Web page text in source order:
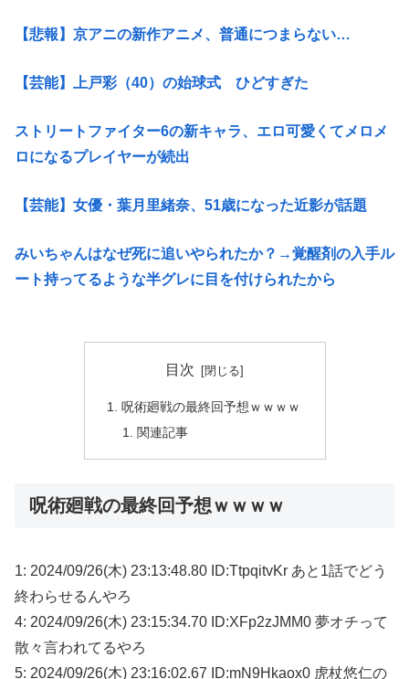
【悲報】京アニの新作アニメ、普通につまらない…
【芸能】上戸彩（40）の始球式 ひどすぎた
ストリートファイター6の新キャラ、エロ可愛くてメロメ
ロになるプレイヤーが続出
【芸能】女優・葉月里緒奈、51歳になった近影が話題
みいちゃんはなぜ死に追いやられたか？→覚醒剤の入手ル
ート持ってるような半グレに目を付けられたから
目次
呪術廻戦の最終回予想ｗｗｗｗ
関連記事
呪術廻戦の最終回予想ｗｗｗｗ
1: 2024/09/26(木) 23:13:48.80 ID:TtpqitvKr あと1話でどう
終わらせるんやろ
4: 2024/09/26(木) 23:15:34.70 ID:XFp2zJMM0 夢オチって
散々言われてるやろ
5: 2024/09/26(木) 23:16:02.67 ID:mN9Hkaox0 虎杖悠仁の